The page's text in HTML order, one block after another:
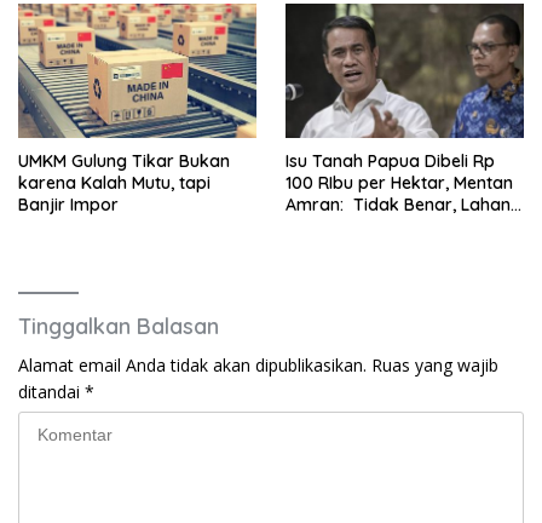
UMKM Gulung Tikar Bukan
karena Kalah Mutu, tapi
Banjir Impor
Isu Tanah Papua Dibeli Rp
100 RIbu per Hektar, Mentan
Amran: Tidak Benar, Lahan
Tinggalkan Balasan
Alamat email Anda tidak akan dipublikasikan. Ruas yang wajib
ditandai *